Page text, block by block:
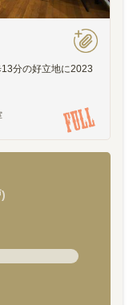
分の好立地に2023